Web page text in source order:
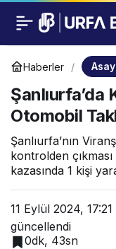
Haberler
Şanlıurfa’da
Otomobil
Şanlıurfa’nın
kontrolden
kazasında 1 kişi
11 Eylül 2024, 17:21
güncellendi
0dk, 43sn
Şanlıurfa’da
Kontrolden
Otomobil Takla
Yaralı!